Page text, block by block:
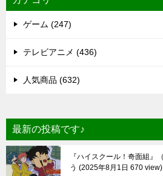
ゲーム (247)
テレビアニメ (436)
人気商品 (632)
最新の投稿です♪
『ハイスクール！奇面組』
う
2025年8月1日 670 view